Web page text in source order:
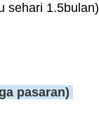
1.5bulan)
pasaran)